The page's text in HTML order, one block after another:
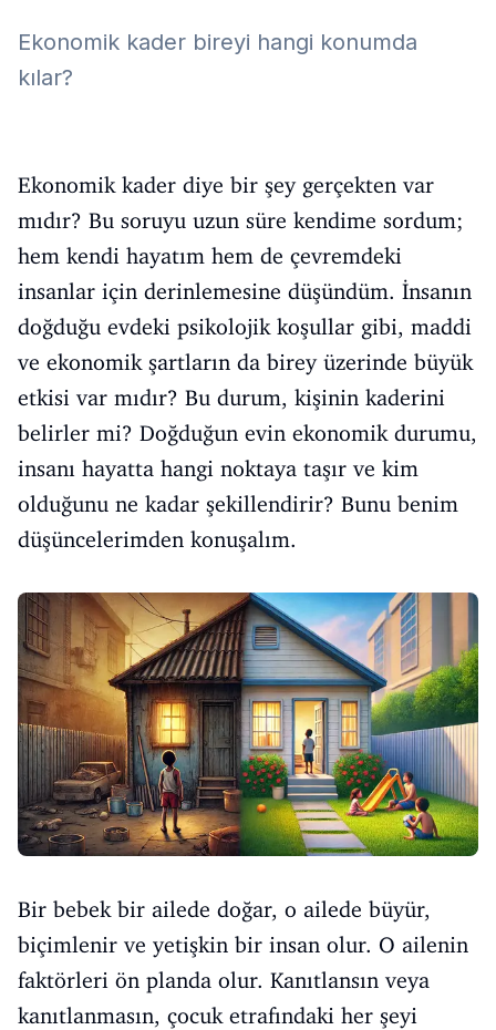
Ekonomik kader bireyi hangi konumda
kılar?
Ekonomik kader diye bir şey gerçekten var
mıdır? Bu soruyu uzun süre kendime sordum;
hem kendi hayatım hem de çevremdeki
insanlar için derinlemesine düşündüm. İnsanın
doğduğu evdeki psikolojik koşullar gibi, maddi
ve ekonomik şartların da birey üzerinde büyük
etkisi var mıdır? Bu durum, kişinin kaderini
belirler mi? Doğduğun evin ekonomik durumu,
insanı hayatta hangi noktaya taşır ve kim
olduğunu ne kadar şekillendirir? Bunu benim
düşüncelerimden konuşalım.
Bir bebek bir ailede doğar, o ailede büyür,
biçimlenir ve yetişkin bir insan olur. O ailenin
faktörleri ön planda olur. Kanıtlansın veya
kanıtlanmasın, çocuk etrafındaki her şeyi